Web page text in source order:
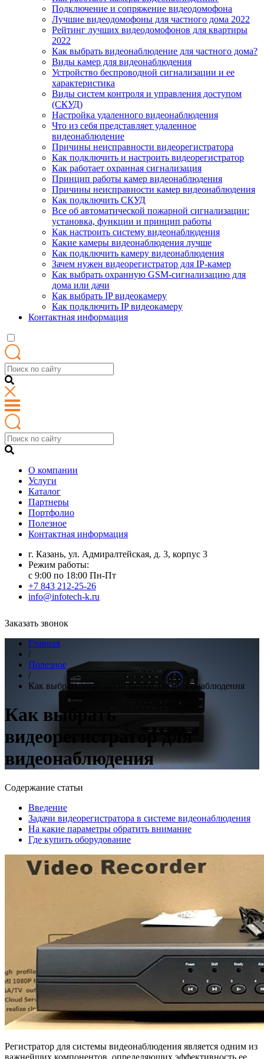
Подключение и сопряжение видеодомофона
Лучшие видеодомофоны для частного дома 2022
Рейтинг лучших видеодомофонов для квартиры
2022
Как выбрать видеонаблюдение для частного дома?
Виды камер для видеонаблюдения
Устройство беспроводной сигнализации и ее
характеристика
Виды систем контроля и управления доступом
(СКУД)
Настройка удаленного видеонаблюдения
Что из себя представляет удаленное
видеонаблюдение
Причины неисправности видеорегистратора
Как подключить и настроить видеорегистратор
Как работает охранная сигнализация
Принцип работы камер видеонаблюдения
Причины неисправности камер видеонаблюдения
Как подключить СКУД
Все об автоматической пожарной сигнализации:
установка, функции и принцип работы
Как настроить систему видеонаблюдения
Какие камеры видеонаблюдения лучше
Как подключить камеру видеонаблюдения
Зачем нужен видеорегистратор для IP-камер
Как выбрать охранную GSM-сигнализацию для
дома или дачи
Как выбрать IP видеокамеру
Как подключить IP видеокамеру
Контактная информация
О компании
Услуги
Каталог
Партнеры
Портфолио
Полезное
Контактная информация
г. Казань, ул. Адмиралтейская, д. 3, корпус 3
Режим работы:
с 9:00 по 18:00 Пн-Пт
+7 843 212-25-26
info@infotech-k.ru
Заказать звонок
Главная
/
Полезное
/
Как выбрать видеорегистратор для видеонаблюдения
Как выбрать
видеорегистратор для
видеонаблюдения
Содержание статьи
Введение
Задачи видеорегистратора в системе видеонаблюдения
На какие параметры обратить внимание
Где купить оборудование
Регистратор для системы видеонаблюдения является одним из
важнейших компонентов, определяющих эффективность ее